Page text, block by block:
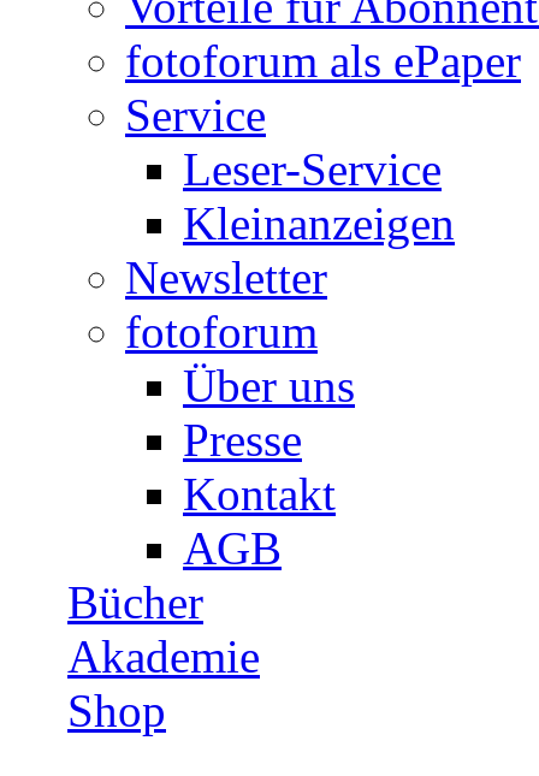
fotoforum als ePaper
Service
Leser-Service
Kleinanzeigen
Newsletter
fotoforum
Über uns
Presse
Kontakt
AGB
Bücher
Akademie
Shop